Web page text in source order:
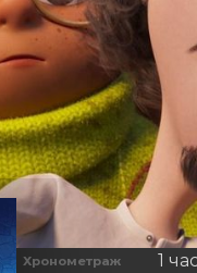
Хронометраж 1